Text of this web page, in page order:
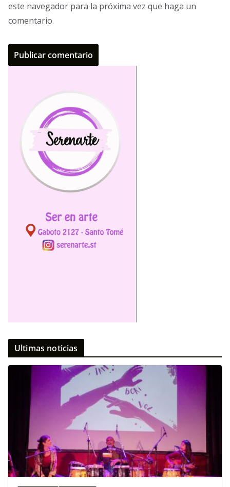
este navegador para la próxima vez que haga un
comentario.
Ultimas noticias